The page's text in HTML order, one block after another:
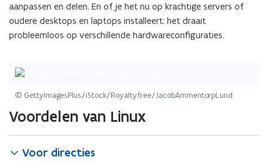
© GettyImagesPlus/iStock/Royaltyfree/JacobAmmentorpLund
e
n
t
u
w
v
aanpassen en delen. En of je het nu op krachtige servers of
oudere desktops en laptops installeert: het draait
probleemloos op verschillende hardwareconfiguraties.
Voordelen van Linux
Voor directies